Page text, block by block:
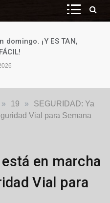
domingo. ¡Y ES TAN,
» 19 »
SEGURIDAD: Ya
Vial para Semana
está en marcha
Vial para